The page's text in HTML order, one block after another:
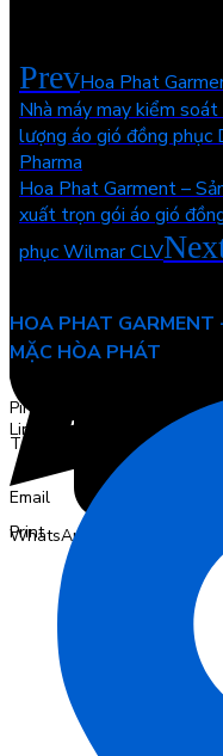
Twitter
LinkedIn
Pinterest
Telegram
WhatsApp
Email
Print
PrevHoa Phat
Nhà máy may kiểm
lượng áo gió đồng phục
Pharma
Hoa Phat Garment –
xuất trọn gói áo gió
phục Wilmar CLV
HOA PHAT
MẶC HÒA PHÁT